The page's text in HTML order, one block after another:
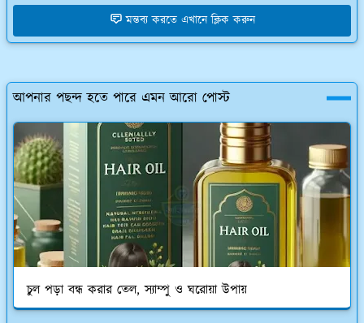
মন্তব্য করতে এখানে ক্লিক করুন
আপনার পছন্দ হতে পারে এমন আরো পোস্ট
চুল পড়া বন্ধ করার তেল, স্যাম্পু ও ঘরোয়া উপায়